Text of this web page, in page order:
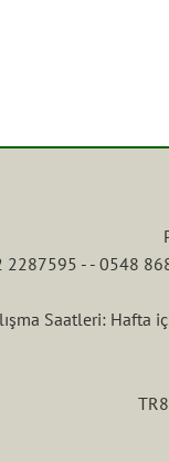
2287595 - - 0548
Saatleri: Hafta